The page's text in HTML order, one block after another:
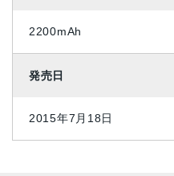
2200mAh
発売日
2015年7月18日